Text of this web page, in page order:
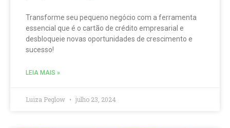
Transforme seu pequeno negócio com a ferramenta
essencial que é o cartão de crédito empresarial e
desbloqueie novas oportunidades de crescimento e
sucesso!
LEIA MAIS »
Luiza Peglow julho 23, 2024